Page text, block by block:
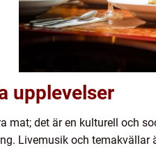
upplevelser
mat; det är en kulturell och
Livemusik och